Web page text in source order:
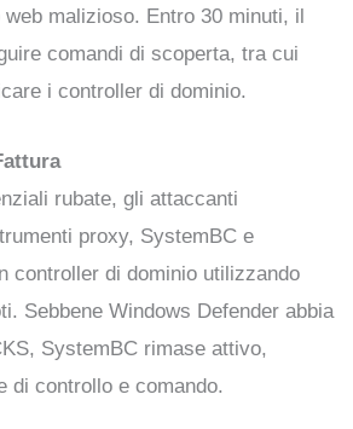
malizioso. Entro 30 minuti, il
comandi di scoperta, tra cui
i controller di dominio.
rubate, gli attaccanti
proxy, SystemBC e
controller di dominio utilizzando
Sebbene Windows Defender abbia
SystemBC rimase attivo,
di controllo e comando.